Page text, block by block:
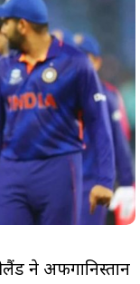
ने अफगानिस्तान